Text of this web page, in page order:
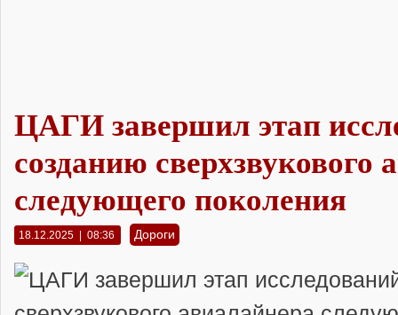
ЦАГИ завершил этап
созданию сверхзвукового
следующего поколения
18.12.2025 | 08:36 Дороги